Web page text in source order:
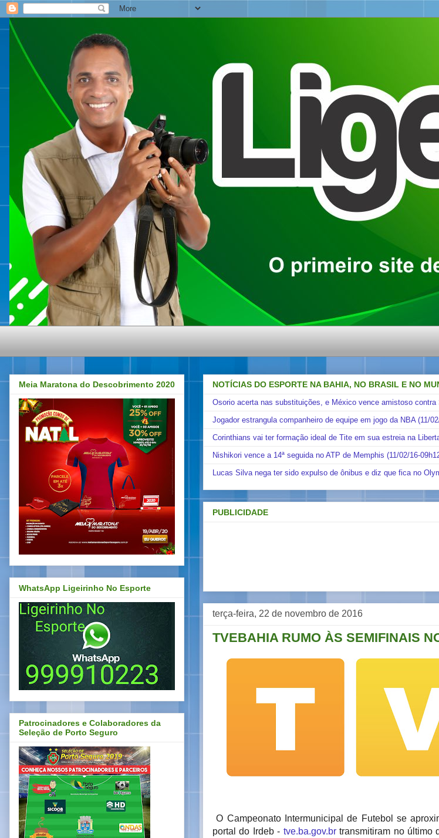
NOTÍCIAS DO ESPORTE NA BAHIA, NO BRASIL E NO
Osorio acerta nas substituições, e México vence amistoso contra
Jogador estrangula companheiro de equipe em jogo da NBA (11/
Corinthians vai ter formação ideal de Tite em sua estreia na
Nishikori vence a 14ª seguida no ATP de Memphis (11/02/16-
Lucas Silva nega ter sido expulso de ônibus e diz que fica no
PUBLICIDADE
terça-feira, 22 de novembro de 2016
TVEBAHIA RUMO ÀS SEMIFINAIS
O Campeonato Intermunicipal de Futebol se
portal do Irdeb - tve.ba.gov.brtransmitiram no último
Meia Maratona do Descobrimento 2020
WhatsApp Ligeirinho No Esporte
Patrocinadores e Colaboradores da
Seleção de Porto Seguro